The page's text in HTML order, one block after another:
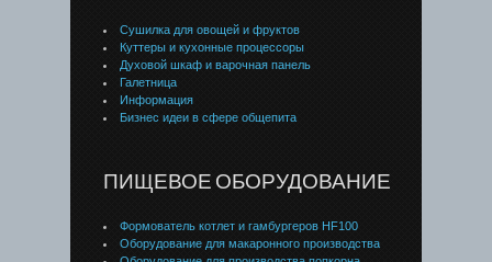
Сушилка для овощей и фруктов
Куттеры и кухонные процессоры
Духовой шкаф и варочная панель
Галетница
Информация
Бизнес идеи в сфере общепита
ПИЩЕВОЕ ОБОРУДОВАНИЕ
Формователь котлет и гамбургеров HF100
Оборудование для макаронного производства